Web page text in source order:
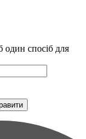
один спосіб для